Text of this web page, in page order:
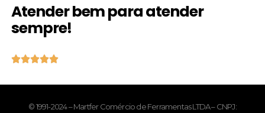
Atender bem para atender
sempre!

© 1991-2024 – Martfer Comércio de Ferramentas LTDA – CNPJ: